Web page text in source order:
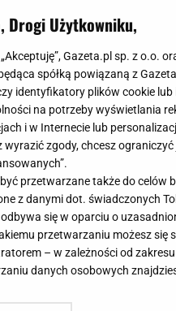
w
wyglądają
dodatki
uwagę na trzy
i wybierz broszkę,
Drogi Użytkowniku,
Gazeta.pl sp. z o.o.
spółką powiązaną z
identyfikatory plików cookie
na potrzeby wyświetlania
i w Internecie lub
zgody, chcesz
przetwarzane także do
z danymi dot. świadczonych
się w oparciu o
przetwarzaniu możesz
– w zależności od
danych osobowych